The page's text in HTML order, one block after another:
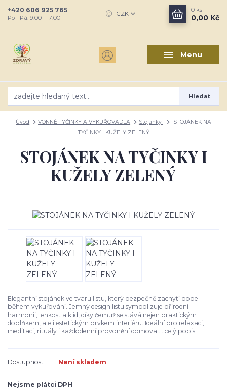
Menu
CZK
Hledat
+420 606 925 765
Po - Pá: 9:00 - 17:00
0 ks
0,00 Kč
Úvod VONNÉ TYČINKY A VYKUŘOVADLA Stojánky
STOJÁNEK NA
TYČINKY I KUŽELY ZELENÝ
STOJÁNEK NA TYČINKY I
KUŽELY ZELENÝ
Elegantní stojánek ve tvaru listu, který bezpečně zachytí popel
během vykuřování. Jemný design listu symbolizuje přírodní
harmonii, lehkost a klid, díky čemuž se stává nejen praktickým
doplňkem, ale i estetickým prvkem interiéru. Ideální pro relaxaci,
meditaci, rituály i každodenní provonění domova.... celý popis
Dostupnost Není skladem
Nejsme plátci DPH